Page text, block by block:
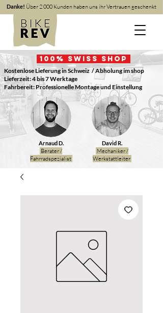
Danke! Über 2 000 Kunden haben uns ihr Vertrauen geschenkt
100 % Swiss Shop
Kostenlose Lieferung in Schweiz / Abholung im shop
Lieferzeit: 4 bis 7 Werktage
Fahrbereit: Professionelle Montage und Einstellung
Arnaud D.
Berater /
Fahrradspezialist
David R.
Mechaniker /
Werkstattleiter